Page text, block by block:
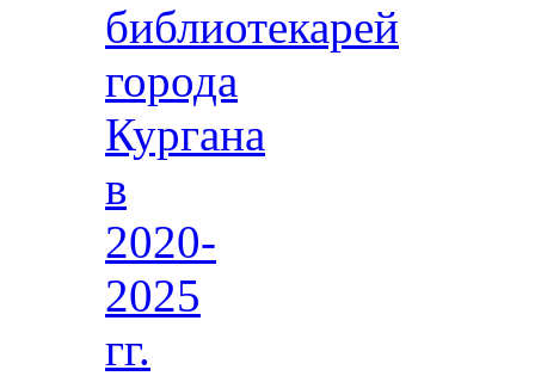
библиотекарей
города
Кургана
в
2020-
2025
гг.